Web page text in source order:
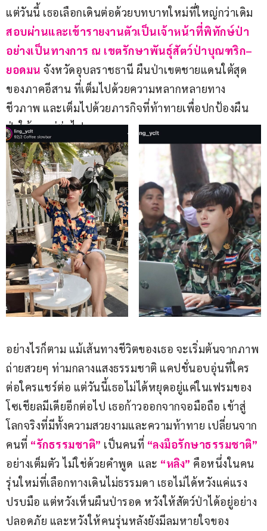
แต่วันนี้ เธอเลือกเดินต่อด้วยบทบาทใหม่ที่ใหญ่กว่าเดิม
สอบผ่านและเข้ารายงานตัวเป็นเจ้าหน้าที่พิทักษ์ป่า
อย่างเป็นทางการ ณ เขตรักษาพันธุ์สัตว์ป่าบุณฑริก–
ยอดมน จังหวัดอุบลราชธานี ผืนป่าเขตชายแดนใต้สุด
ของภาคอีสาน ที่เต็มไปด้วยความหลากหลายทาง
ชีวภาพ และเต็มไปด้วยภารกิจที่ท้าทายเพื่อปกป้องผืน
ป่าให้คงอยู่ต่อไป
อย่างไรก็ตาม แม้เส้นทางชีวิตของเธอ จะเริ่มต้นจากภาพ
ถ่ายสวยๆ ท่ามกลางแสงธรรมชาติ แคปชั่นอบอุ่นที่ใคร
ต่อใครแชร์ต่อ แต่วันนี้เธอไม่ได้หยุดอยู่แค่ในเฟรมของ
โซเชียลมีเดียอีกต่อไป เธอก้าวออกจากจอมือถือ เข้าสู่
โลกจริงที่มีทั้งความสวยงามและความท้าทาย เปลี่ยนจาก
คนที่ “รักธรรมชาติ” เป็นคนที่ “ลงมือรักษาธรรมชาติ”
อย่างเต็มตัว ไม่ใช่ด้วยคำพูด  และ “หลิง” คือหนึ่งในคน
รุ่นใหม่ที่เลือกทางเดินไม่ธรรมดา เธอไม่ได้หวังแค่แรง
ปรบมือ แต่หวังเห็นผืนป่ารอด หวังให้สัตว์ป่าได้อยู่อย่าง
ปลอดภัย และหวังให้คนรุ่นหลังยังมีลมหายใจของ